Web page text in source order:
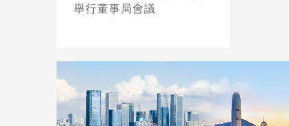
舉行董事局會議